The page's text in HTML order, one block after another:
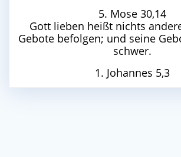
5. Mose 30,14
Gott lieben heißt nichts
Gebote befolgen; und seine
schwer.
1. Johannes 5,3